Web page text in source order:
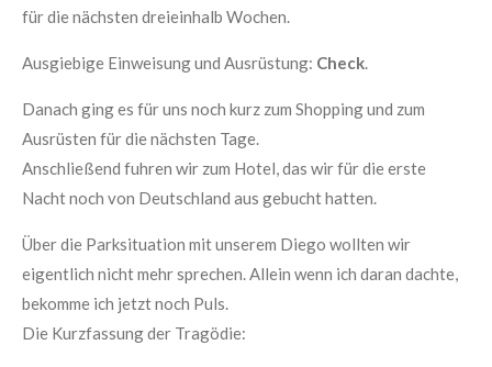
für die nächsten dreieinhalb Wochen.
Ausgiebige Einweisung und Ausrüstung: Check
Danach ging es für uns noch kurz zum Shopping und zum
Ausrüsten für die nächsten Tage.
Anschließend fuhren wir zum Hotel, das wir für die erste
Nacht noch von Deutschland aus gebucht hatten.
Über die Parksituation mit unserem Diego wollten wir
eigentlich nicht mehr sprechen. Allein wenn ich daran dachte,
bekomme ich jetzt noch Puls.
Die Kurzfassung der Tragödie: